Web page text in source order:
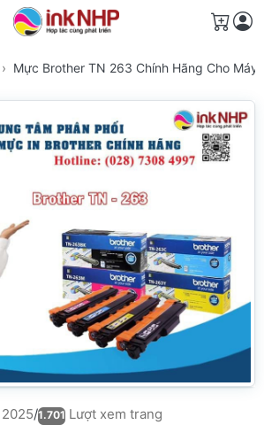
Giỏ
Mực Brother TN 263 Chính Hãng Cho Máy
/1.701 Lượt xem trang